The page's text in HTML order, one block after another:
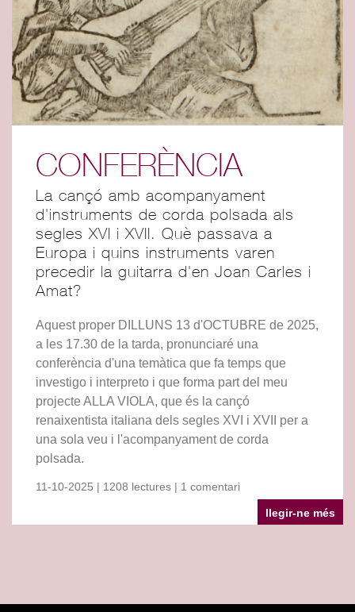
CONFERÈNCIA
La cançó amb acompanyament
d'instruments de corda polsada als
segles XVI i XVII. Què passava a
Europa i quins instruments varen
precedir la guitarra d'en Joan Carles i
Amat?
Aquest proper DILLUNS 13 d'OCTUBRE de 2025,
a les 17.30 de la tarda, pronunciaré una
conferència d'una temàtica que fa temps que
investigo i interpreto i que forma part del meu
projecte ALLA VIOLA, que és la cançó
renaixentista italiana dels segles XVI i XVII per a
una sola veu i l'acompanyament de corda
polsada.
11-10-2025 | 1208 lectures | 1 comentari
llegir-ne més